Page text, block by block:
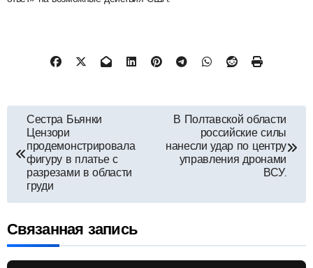
Навигация
по
записям
Сестра Бьянки
Цензори
продемонстрировала
фигуру в платье с
разрезами в области
груди
В Полтавской области
российские силы
нанесли удар по центру
управления дронами
ВСУ.
Связанная запись